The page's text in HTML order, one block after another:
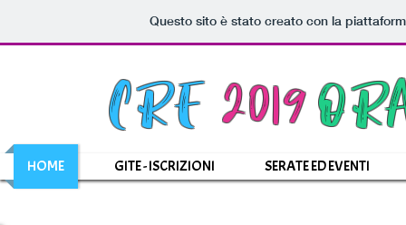
Questo sito è stato creato con la
CRE2019
HOME GITE - ISCRIZIONI SERATE ED EVENTI